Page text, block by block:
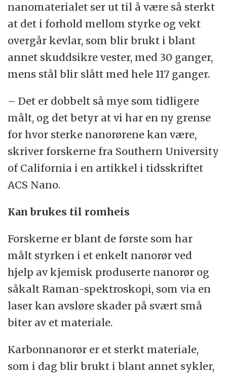
nanomaterialet ser ut til å være så sterkt
at det i forhold mellom styrke og vekt
overgår kevlar, som blir brukt i blant
annet skuddsikre vester, med 30 ganger,
mens stål blir slått med hele 117 ganger.
– Det er dobbelt så mye som tidligere
målt, og det betyr at vi har en ny grense
for hvor sterke nanorørene kan være,
skriver forskerne fra Southern University
of California i en artikkel i tidsskriftet
ACS Nano.
Kan brukes til romheis
Forskerne er blant de første som har
målt styrken i et enkelt nanorør ved
hjelp av kjemisk produserte nanorør og
såkalt Raman-spektroskopi, som via en
laser kan avsløre skader på svært små
biter av et materiale.
Karbonnanorør er et sterkt materiale,
som i dag blir brukt i blant annet sykler,